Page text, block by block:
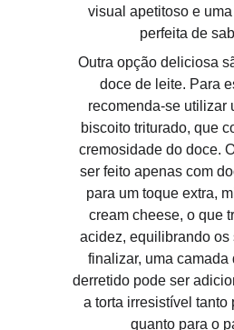
visual apetitoso e
perfeita de
Outra opção deliciosa
doce de leite. Para
recomenda-se utilizar
biscoito triturado, que
cremosidade do doce.
ser feito apenas com
para um toque extra,
cream cheese, o que
acidez, equilibrando os
finalizar, uma camada
derretido pode ser
a torta irresistível tanto
quanto para o